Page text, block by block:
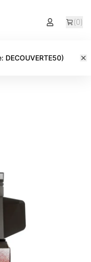
(0)
DECOUVERTE50)